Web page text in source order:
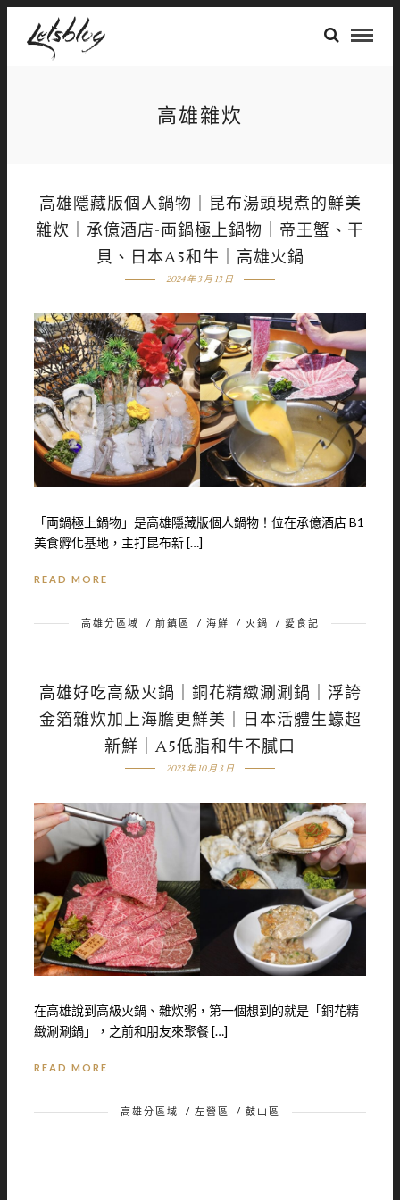
高雄雜炊
高雄隱藏版個人鍋物｜昆布湯頭現煮的鮮美
雜炊｜承億酒店-両鍋極上鍋物｜帝王蟹、干
貝、日本A5和牛｜高雄火鍋
2024 年 3 月 13 日
「両鍋極上鍋物」是高雄隱藏版個人鍋物！位在承億酒店 B1
美食孵化基地，主打昆布新 […]
READ MORE
高雄分區域 / 前鎮區 / 海鮮 / 火鍋 / 愛食記
高雄好吃高級火鍋｜銅花精緻涮涮鍋｜浮誇
金箔雜炊加上海膽更鮮美｜日本活體生蠔超
新鮮｜A5低脂和牛不膩口
2023 年 10 月 3 日
在高雄說到高級火鍋、雜炊粥，第一個想到的就是「銅花精
緻涮涮鍋」，之前和朋友來聚餐 […]
READ MORE
高雄分區域 / 左營區 / 鼓山區